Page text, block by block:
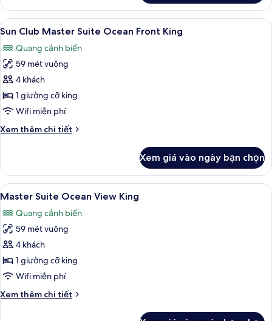
Deluxe
Junior
Suite
View
King
Xem
tất
cả
ảnh
Sun
Club
Master
Ocean
Sun Club Master Suite Ocean Front
8
Sun Club Master Suite Ocean Front King
Quang cảnh biển
59 mét vuông
4 khách
1 giường cỡ king
Wifi miễn phí
Xem thêm chi tiết
Chi
Sun
Club
Master
Ocean
Front
Xem giá vào ngày bạn chọn
Xem
tất
cả
ảnh
Master
Suite
Ocean
King
Bộ đồ giường cao cấp, minibar với
4
Master Suite Ocean View King
Quang cảnh biển
59 mét vuông
4 khách
1 giường cỡ king
Wifi miễn phí
Xem thêm chi tiết
Chi